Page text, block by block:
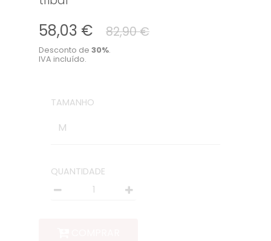
58,03 € 82,90 €
Desconto de 30%.
IVA incluído.
Quantidade
TAMANHO
M
QUANTIDADE